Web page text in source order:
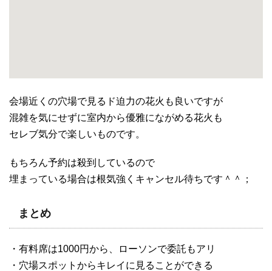
会場近くの穴場で見るド迫力の花火も良いですが
混雑を気にせずに室内から優雅にながめる花火も
セレブ気分で楽しいものです。
もちろん予約は殺到しているので
埋まっている場合は根気強くキャンセル待ちです＾＾；
まとめ
・有料席は1000円から、ローソンで委託もアリ
・穴場スポットからキレイに見ることができる